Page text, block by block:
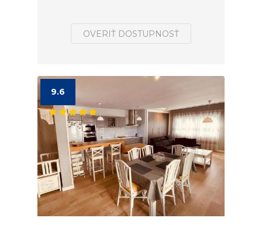
OVERIŤ DOSTUPNOSŤ
9.6